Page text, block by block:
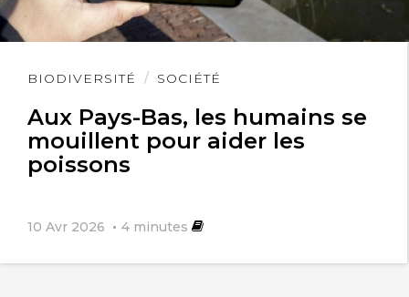
BIODIVERSITÉ SOCIÉTÉ
Aux Pays-Bas, les humains se
mouillent pour aider les
poissons
10 Avr 2026 4 minutes
Lire